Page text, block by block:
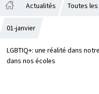
c
u
Actualités Toutes
01-janvier
LGBTIQ+: une réalité dans
dans nos écoles